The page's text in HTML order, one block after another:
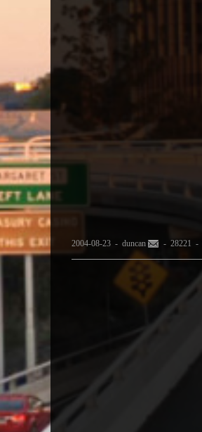
2004-08-23 - duncan - 28221 -